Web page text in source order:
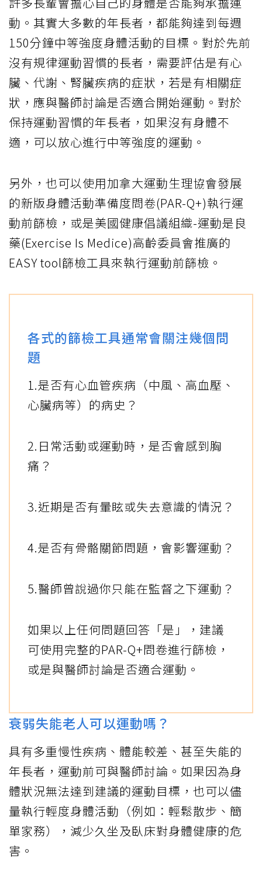
動。其實大多數的年長者，都能夠達到每週
150分鐘中等強度身體活動的目標。對於先前
沒有規律運動習慣的長者，需要評估是有心
臟、代謝、腎臟疾病的症狀，若是有相關症
狀，應與醫師討論是否適合開始運動。對於
保持運動習慣的年長者，如果沒有身體不
適，可以放心進行中等強度的運動。
另外，也可以使用加拿大運動生理協會發展
的新版身體活動準備度問卷(PAR-Q+)執行運
動前篩檢，或是美國健康倡議組織-運動是良
藥(Exercise Is Medice)高齡委員會推廣的
EASY tool篩檢工具來執行運動前篩檢。
各式的篩檢工具通常會關注幾個問
題
1.是否有心血管疾病（中風、高血壓、
心臟病等）的病史？
2.日常活動或運動時，是否會感到胸
痛？
3.近期是否有暈眩或失去意識的情況？
4.是否有骨骼關節問題，會影響運動？
5.醫師曾說過你只能在監督之下運動？
如果以上任何問題回答「是」，建議
可使用完整的PAR-Q+問卷進行篩檢，
或是與醫師討論是否適合運動。
衰弱失能老人可以運動嗎？
具有多重慢性疾病、體能較差、甚至失能的
年長者，運動前可與醫師討論。如果因為身
體狀況無法達到建議的運動目標，也可以儘
量執行輕度身體活動（例如：輕鬆散步、簡
單家務），減少久坐及臥床對身體健康的危
害。